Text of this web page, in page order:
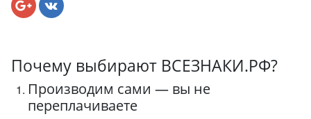
Почему выбирают ВСЕЗНАКИ.РФ?
Производим сами — вы не
переплачиваете